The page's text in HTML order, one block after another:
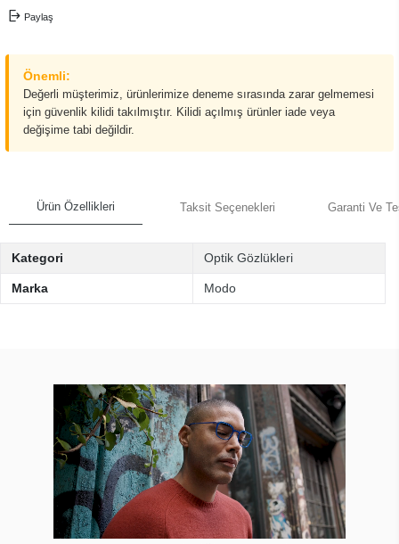
Paylaş
Önemli:
Değerli müşterimiz, ürünlerimize deneme sırasında zarar gelmemesi
için güvenlik kilidi takılmıştır. Kilidi açılmış ürünler iade veya
değişime tabi değildir.
Ürün Özellikleri Taksit Seçenekleri Garanti Ve
Kategori Optik Gözlükleri
Marka Modo